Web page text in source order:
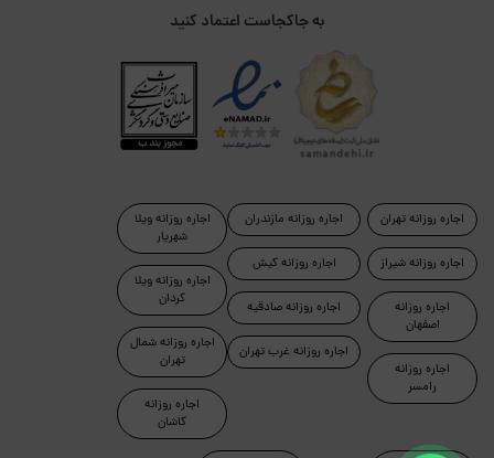
به جاکجاست اعتماد کنید
اجاره روزانه تهران
اجاره روزانه شیراز
اجاره روزانه
اصفهان
اجاره روزانه
رامسر
اجاره روزانه مازندران
اجاره روزانه کیش
اجاره روزانه صادقیه
اجاره روزانه غرب تهران
اجاره روزانه ویلا
شهریار
اجاره روزانه ویلا
کردان
اجاره روزانه شمال
تهران
اجاره روزانه
کاشان